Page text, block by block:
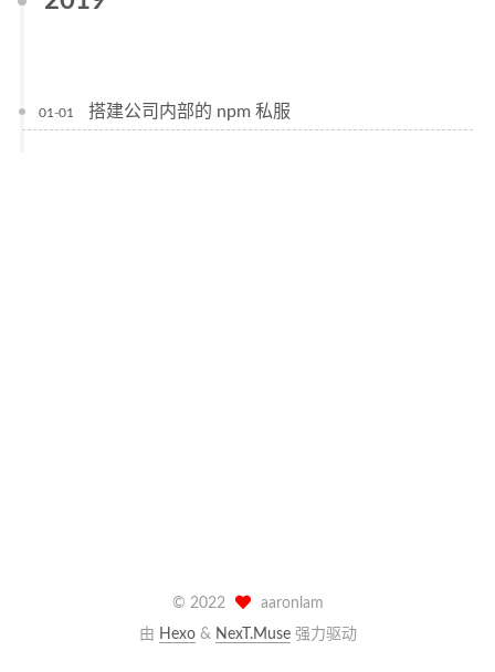
01-01 搭建公司内部的 npm 私服
© 2022
aaronlam
由 Hexo& NexT.Muse强力驱动